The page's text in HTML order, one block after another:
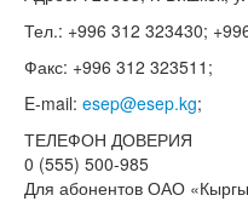
Тел.: +996 312 323430;
Факс: +996 312 323511;
E-mail: esep@esep.kg;
ТЕЛЕФОН ДОВЕРИЯ
0 (555) 500-985
Для абонентов ОАО